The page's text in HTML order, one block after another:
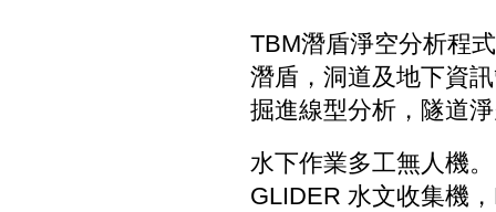
TBM潛盾淨空分析程
潛盾，洞道及地下資
掘進線型分析，隧道
水下作業多工無人機。
GLIDER 水文收集機